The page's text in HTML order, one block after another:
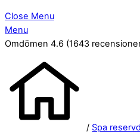
Close Menu
Menu
Omdömen 4.6 (1643
/ Spa